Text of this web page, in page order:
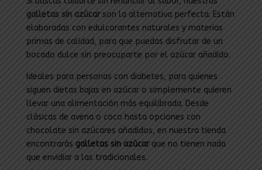
galletas sin azúcarson la alternativa perfecta. Están
elaboradas con edulcorantes naturales y materias
primas de calidad, para que puedas disfrutar de un
bocado dulce sin preocuparte por el azúcar añadido.
Ideales para personas con diabetes, para quienes
siguen dietas bajas en azúcar o simplemente quieren
llevar una alimentación más equilibrada. Desde
clásicas de avena o coco hasta opciones con
chocolate sin azúcares añadidos, en nuestra tienda
encontrarás galletas sin azúcarque no tienen nada
que envidiar a las tradicionales.